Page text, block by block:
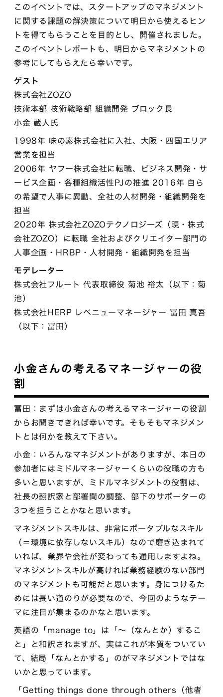
このイベントでは、スタートアップのマネジメント
に関する課題の解決策について明日から使えるヒン
トを得てもらうことを目的とし、開催されました。
このイベントレポートも、明日からマネジメントの
参考にしてもらえたら幸いです。
ゲスト
株式会社ZOZO
技術本部 技術戦略部 組織開発 ブロック長
小金 蔵人氏
1998年 味の素株式会社に入社、大阪・四国エリア
営業を担当
2006年 ヤフー株式会社に転職、ビジネス開発・サ
ービス企画・各種組織活性PJの推進 2016年 自ら
の希望で人事に異動、全社の人材開発・組織開発を
担当
2020年 株式会社ZOZOテクノロジーズ（現・株式
会社ZOZO）に転職 全社およびクリエイター部門の
人事企画・HRBP・人材開発・組織開発を担当
モデレーター
株式会社フルート 代表取締役 菊池 裕太（以下：菊
池）
株式会社HERP レベニューマネージャー 冨田 真吾
（以下：冨田）
小金さんの考えるマネージャーの役
割
冨田：まずは小金さんの考えるマネージャーの役割
からお聞きできれば幸いです。そもそもマネジメン
トとは何かを教えて下さい。
小金：いろんなマネジメントがありますが、本日の
参加者にはミドルマネージャーくらいの役職の方も
多いと思いますが、ミドルマネジメントの役割は、
社長の翻訳家と部署間の調整、部下のサポーターの
3つを担うことかなと思います。
マネジメントスキルは、非常にポータブルなスキル
（＝環境に依存しないスキル）なので磨き込まれて
いれば、業界や会社が変わっても通用しますよね。
マネジメントスキルが高ければ業務経験のない部門
のマネジメントも可能だと思います。身につけるた
めには長い道のりが必要なので、今回のようなテー
マに注目が集まるのかなと思います。
英語の「manage to」は「〜（なんとか）するこ
と」と和訳されますが、実はこれが本質をついてい
て、結局「なんとかする」のがマネジメントではな
いかと思っています。
「Getting things done through others（他者